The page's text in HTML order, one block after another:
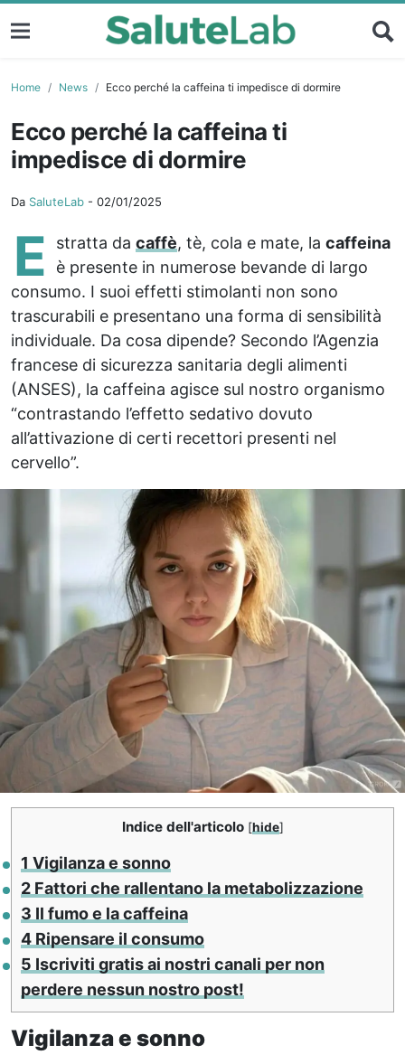
Home News Ecco perché la caffeina ti impedisce di dormire
Ecco perché la caffeina ti
impedisce di dormire
Da SaluteLab - 02/01/2025
E stratta da caffè, tè, cola e mate, la caffeina
è presente in numerose bevande di largo
consumo. I suoi effetti stimolanti non sono
trascurabili e presentano una forma di sensibilità
individuale. Da cosa dipende? Secondo l’Agenzia
francese di sicurezza sanitaria degli alimenti
(ANSES), la caffeina agisce sul nostro organismo
“contrastando l’effetto sedativo dovuto
all’attivazione di certi recettori presenti nel
cervello”.
Indice dell'articolo [hide]
1 Vigilanza e sonno
2 Fattori che rallentano la metabolizzazione
3 Il fumo e la caffeina
4 Ripensare il consumo
5 Iscriviti gratis ai nostri canali per non
perdere nessun nostro post!
Vigilanza e sonno